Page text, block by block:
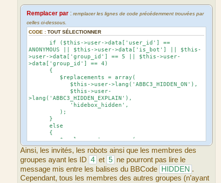
}
Remplacer par : remplacer les lignes de code précédemment trouvées par
celles ci-dessous.
CODE : TOUT SÉLECTIONNER
if ($this->user->data['user_id'] ==
ANONYMOUS || $this->user->data['is_bot'] || $this-
>user->data['group_id'] == 5 || $this->user-
>data['group_id'] == 4)
{
$replacements = array(
$this->user->lang('ABBC3_HIDDEN_ON'),
$this->user-
>lang('ABBC3_HIDDEN_EXPLAIN'),
'hidebox_hidden',
);
}
else
{
$replacements = array(
$this->user->lang('ABBC3_HIDDEN_OFF'),
$matches[1],
'hidebox_visible',
);
}
Ainsi, les invités, les robots ainsi que les membres des
groupes ayant les ID 4 et 5 ne pourront pas lire le
message mis entre les balises du BBCode
HIDDEN .
Cependant, tous les membres des autres groupes (n’ayant